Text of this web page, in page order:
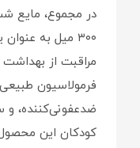
در مجموع، مایع
۳۰۰ میل به
مراقبت از
فرمولاسیون
ضدعفونی‌کننده،
کودکان این محصول